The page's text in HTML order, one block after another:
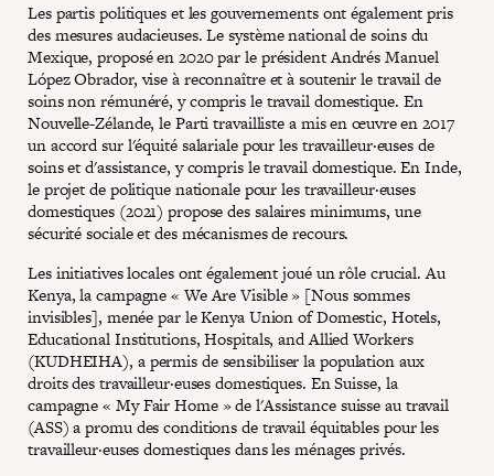
Les partis politiques et les gouvernements ont également pris
des mesures audacieuses. Le système national de soins du
Mexique, proposé en 2020 par le président Andrés Manuel
López Obrador, vise à reconnaître et à soutenir le travail de
soins non rémunéré, y compris le travail domestique. En
Nouvelle-Zélande, le Parti travailliste a mis en œuvre en 2017
un accord sur l'équité salariale pour les travailleur·euses de
soins et d'assistance, y compris le travail domestique. En Inde,
le projet de politique nationale pour les travailleur·euses
domestiques (2021) propose des salaires minimums, une
sécurité sociale et des mécanismes de recours.
Les initiatives locales ont également joué un rôle crucial. Au
Kenya, la campagne « We Are Visible » [Nous sommes
invisibles], menée par le Kenya Union of Domestic, Hotels,
Educational Institutions, Hospitals, and Allied Workers
(KUDHEIHA), a permis de sensibiliser la population aux
droits des travailleur·euses domestiques. En Suisse, la
campagne « My Fair Home » de l'Assistance suisse au travail
(ASS) a promu des conditions de travail équitables pour les
travailleur·euses domestiques dans les ménages privés.